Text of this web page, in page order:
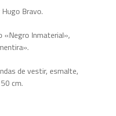
Bravo.
«Negro Inmaterial»,
de vestir, esmalte,
cm.